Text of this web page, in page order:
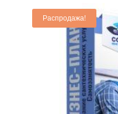
Распродажа!